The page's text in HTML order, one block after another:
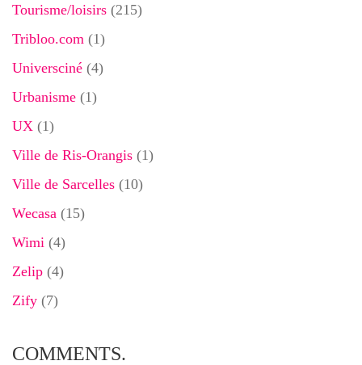
Tourisme/loisirs (215)
Tribloo.com (1)
Universciné (4)
Urbanisme (1)
UX (1)
Ville de Ris-Orangis (1)
Ville de Sarcelles (10)
Wecasa (15)
Wimi (4)
Zelip (4)
Zify (7)
COMMENTS.